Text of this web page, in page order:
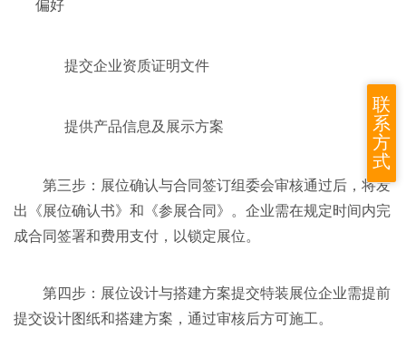
偏好
提交企业资质证明文件
提供产品信息及展示方案
第三步：展位确认与合同签订组委会审核通过后，将发
出《展位确认书》和《参展合同》。企业需在规定时间内完
成合同签署和费用支付，以锁定展位。
第四步：展位设计与搭建方案提交特装展位企业需提前
提交设计图纸和搭建方案，通过审核后方可施工。
联
系
方
式